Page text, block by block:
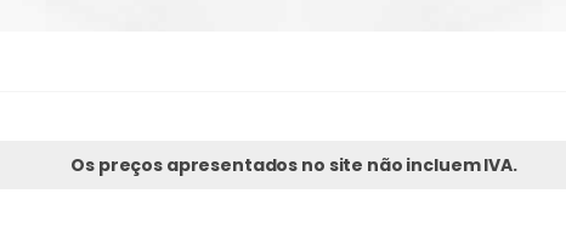
Os preços apresentados no site não incluem IVA.